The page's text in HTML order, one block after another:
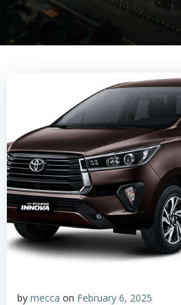
by mecca on February 6, 2025